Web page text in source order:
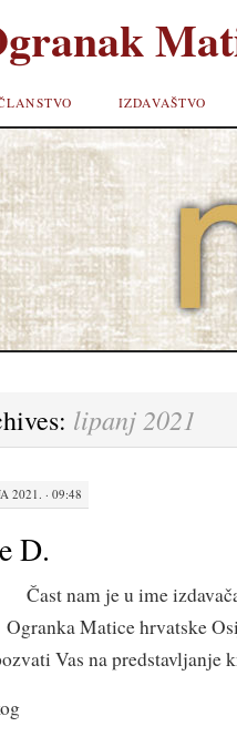
IZDAVAŠTVO
lipanj 2021
2021. · 09:48
D.
Čast nam je u ime
Ogranka Matice hrvatske
Vas na predstavljanje